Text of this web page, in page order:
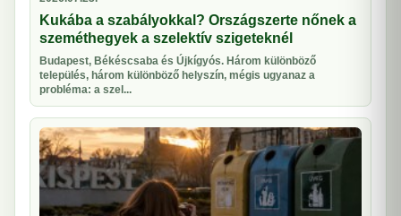
Kukába a szabályokkal? Országszerte nőnek a
szeméthegyek a szelektív szigeteknél
Budapest, Békéscsaba és Újkígyós. Három különböző
település, három különböző helyszín, mégis ugyanaz a
probléma: a szel...